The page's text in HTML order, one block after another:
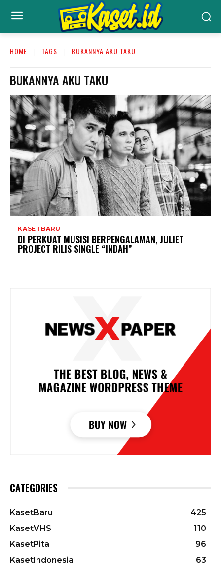
HOME TAGS BUKANNYA AKU TAKU
BUKANNYA AKU TAKU
KASETBARU
DI PERKUAT MUSISI BERPENGALAMAN, JULIET
PROJECT RILIS SINGLE “INDAH”
CATEGORIES
KasetBaru
425
KasetVHS
110
KasetPita
96
KasetIndonesia
63